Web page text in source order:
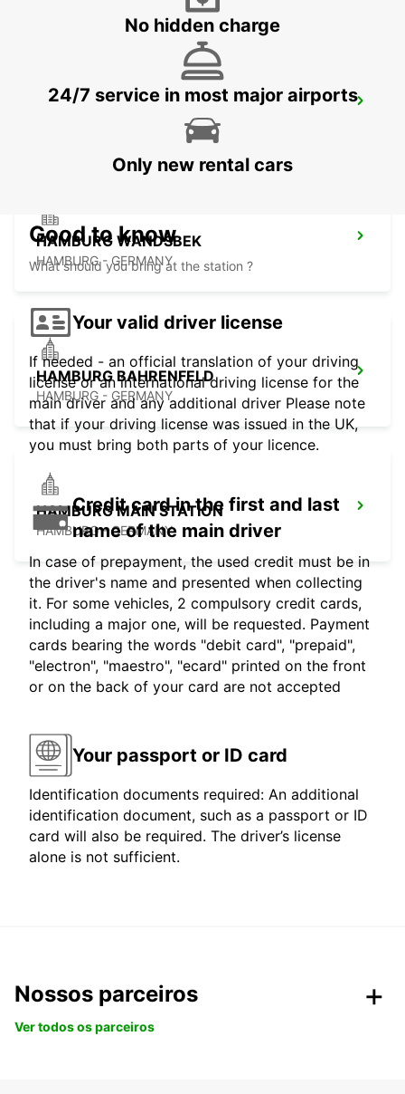
HAMBURG AIRPORT
HAMBURG WANDSBEK
HAMBURG - GERMANY
HAMBURG BAHRENFELD
HAMBURG - GERMANY
HAMBURG MAIN STATION
HAMBURG - GERMANY
No hidden charge
24/7 service in most major airports
Only new rental cars
Good to know
What should you bring at the station ?
Your valid driver license
If needed - an official translation of your driving
license or an international driving license for the
main driver and any additional driver Please note
that if your driving license was issued in the UK,
you must bring both parts of your licence.
Credit card in the first and last
name of the main driver
In case of prepayment, the used credit must be in
the driver's name and presented when collecting
it. For some vehicles, 2 compulsory credit cards,
including a major one, will be requested. Payment
cards bearing the words "debit card", "prepaid",
"electron", "maestro", "ecard" printed on the front
or on the back of your card are not accepted
Your passport or ID card
Identification documents required: An additional
identification document, such as a passport or ID
card will also be required. The driver’s license
alone is not sufficient.
Nossos parceiros
Ver todos os parceiros